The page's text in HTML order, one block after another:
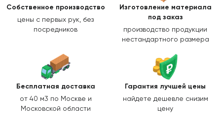
Собственное производство
цены с первых рук, без
посредников
Изготовление материала
под заказ
производство продукции
нестандартного размера
Бесплатная доставка
от 40 м3 по Москве и
Московской области
Гарантия лучшей цены
найдете дешевле снизим
цену